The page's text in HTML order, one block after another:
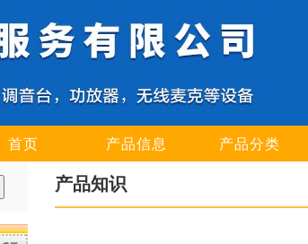
首页 产品信息 产品分类
产品知识